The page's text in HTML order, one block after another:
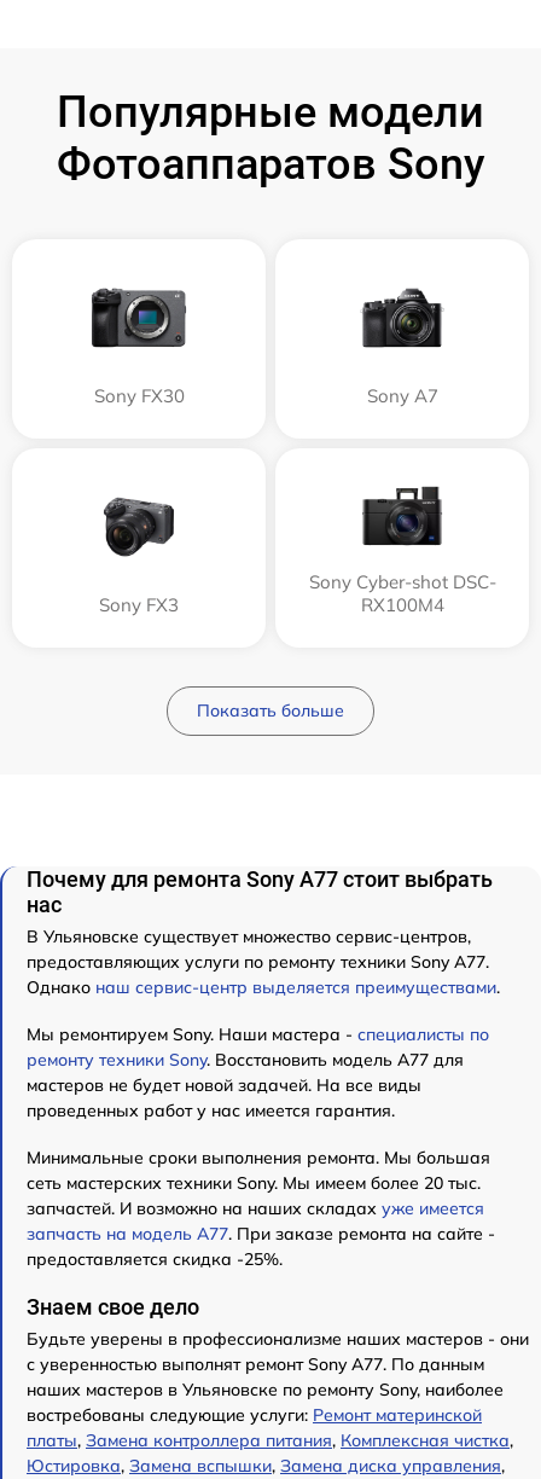
Популярные модели
Фотоаппаратов Sony
Sony FX30 Sony A7
Sony FX3
Sony Cyber-shot DSC-
RX100M4
Показать больше
Почему для ремонта Sony A77 стоит выбрать
нас
В Ульяновске существует множество сервис-центров,
предоставляющих услуги по ремонту техники Sony A77.
Однако наш сервис-центр выделяется преимуществами.
Мы ремонтируем Sony. Наши мастера - специалисты по
ремонту техники Sony. Восстановить модель A77 для
мастеров не будет новой задачей. На все виды
проведенных работ у нас имеется гарантия.
Минимальные сроки выполнения ремонта. Мы большая
сеть мастерских техники Sony. Мы имеем более 20 тыс.
запчастей. И возможно на наших складах уже имеется
запчасть на модель A77. При заказе ремонта на сайте -
предоставляется скидка -25%.
Знаем свое дело
Будьте уверены в профессионализме наших мастеров - они
с уверенностью выполнят ремонт Sony A77. По данным
наших мастеров в Ульяновске по ремонту Sony, наиболее
востребованы следующие услуги: Ремонт материнской
платы, Замена контроллера питания, Комплексная чистка,
Юстировка, Замена вспышки, Замена диска управления,